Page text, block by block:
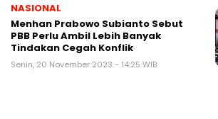
NASIONAL
Menhan Prabowo Subianto Sebut
PBB Perlu Ambil Lebih Banyak
Tindakan Cegah Konflik
Senin, 20 November 2023 - 14:25 WIB